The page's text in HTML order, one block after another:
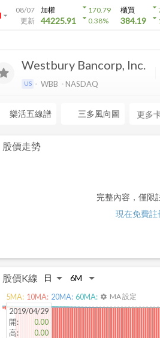
arrow_drop_down
08/07
更新
加權
44225.91
arrow_drop_down170.79
arrow_drop_down0.38%
櫃買
384.19
arrow_drop_down
arrow_drop_down
Westbury Bancorp, Inc.
US WBB NASDAQ
樂活五線譜 三多風向圖
股價走勢
完整內容，僅限
現在免費註
股價K線
2019/04/29
開:
0.00
高:
0.00
5MA: 10MA: 20MA: 60MA: settings MA 設定